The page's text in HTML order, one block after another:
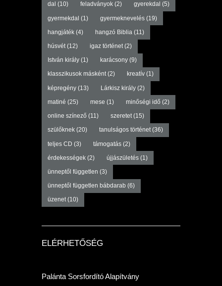
dal (10) feladványok(2) gyerekdal (5)
gyermekdal (1) gyermeknevelés(19)
hangjáték(4) hangzó Biblia (11)
húsvét(12) igaz történet(2)
István király(1) karácsony(9)
klasszikusok másként(2) kreatív(1)
képregény(13) Lárkisz király(2)
matiné (25) mese (1) minőségi idő (2)
online színező (11) szeretet(15)
szülőknek(20) tanulságos történet(36)
teljes CD (3) támogatás(2)
érdekességek(2) újjászületés(1)
ünneptől független (3)
ünneptől független bábdarab (6)
üzenet(10)
ELÉRHETŐSÉG
Palánta Sorsfordító Alapítvány